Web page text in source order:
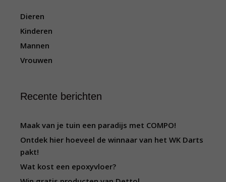
Dieren
Kinderen
Mannen
Vrouwen
Recente berichten
Maak van je tuin een paradijs met COMPO!
Ontdek hier hoeveel de winnaar van het WK Darts
pakt!
Wat kost een epoxyvloer?